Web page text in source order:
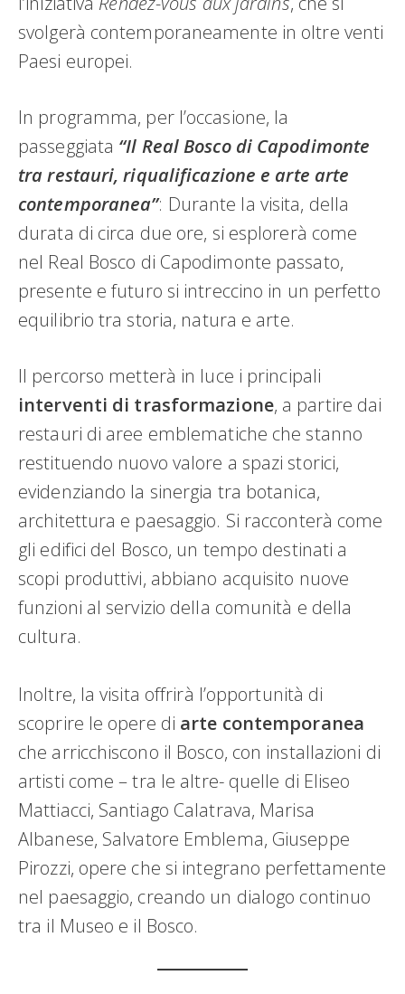
svolgerà contemporaneamente in oltre venti
Paesi europei.
In programma, per l’occasione, la
passeggiata “Il Real Bosco di Capodimonte
tra restauri, riqualificazione e arte arte
contemporanea”: Durante la visita, della
durata di circa due ore, si esplorerà come
nel Real Bosco di Capodimonte passato,
presente e futuro si intreccino in un perfetto
equilibrio tra storia, natura e arte.
Il percorso metterà in luce i principali
interventi di trasformazione, a partire dai
restauri di aree emblematiche che stanno
restituendo nuovo valore a spazi storici,
evidenziando la sinergia tra botanica,
architettura e paesaggio. Si racconterà come
gli edifici del Bosco, un tempo destinati a
scopi produttivi, abbiano acquisito nuove
funzioni al servizio della comunità e della
cultura.
Inoltre, la visita offrirà l’opportunità di
scoprire le opere di arte contemporanea
che arricchiscono il Bosco, con installazioni di
artisti come – tra le altre- quelle di Eliseo
Mattiacci, Santiago Calatrava, Marisa
Albanese, Salvatore Emblema, Giuseppe
Pirozzi, opere che si integrano perfettamente
nel paesaggio, creando un dialogo continuo
tra il Museo e il Bosco.